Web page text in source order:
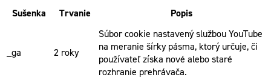
Sušenka
Trvanie Popis
_ga 2 roky
Súbor cookie nastavený službou YouTube
na meranie šírky pásma, ktorý určuje, či
používateľ získa nové alebo staré
rozhranie prehrávača.